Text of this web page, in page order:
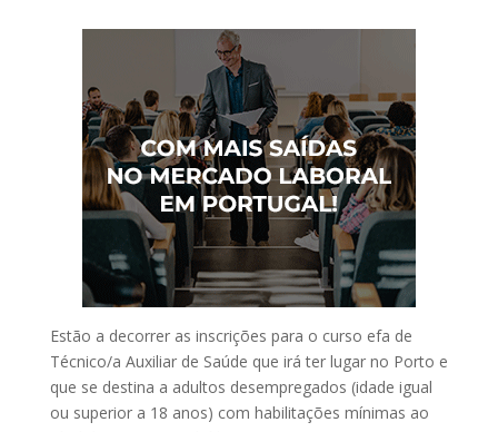
Estão a decorrer as inscrições para o curso efa de
Técnico/a Auxiliar de Saúde que irá ter lugar no Porto e
que se destina a adultos desempregados (idade igual
ou superior a 18 anos) com habilitações mínimas ao